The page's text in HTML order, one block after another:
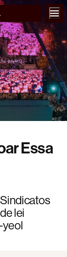
Essa
lei
yeol